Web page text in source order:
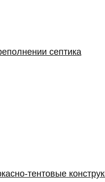
септика